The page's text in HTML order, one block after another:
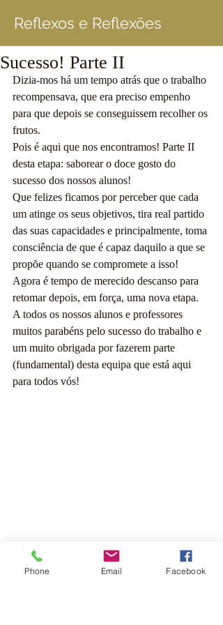
Reflexos e Reflexões
Sucesso! Parte II
Dizia-mos há um tempo atrás que o trabalho
recompensava, que era preciso empenho
para que depois se conseguissem recolher os
frutos.
Pois é aqui que nos encontramos! Parte II
desta etapa: saborear o doce gosto do
sucesso dos nossos alunos!
Que felizes ficamos por perceber que cada
um atinge os seus objetivos, tira real partido
das suas capacidades e principalmente, toma
consciência de que é capaz daquilo a que se
propõe quando se compromete a isso!
Agora é tempo de merecido descanso para
retomar depois, em força, uma nova etapa.
A todos os nossos alunos e professores
muitos parabéns pelo sucesso do trabalho e
um muito obrigada por fazerem parte
(fundamental) desta equipa que está aqui
para todos vós!
Boas férias.
Phone Email Facebook